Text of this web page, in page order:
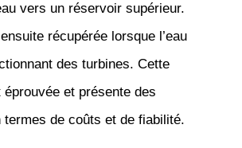
vers un réservoir supérieur.
récupérée lorsque l’eau
des turbines. Cette
et présente des
termes de coûts et de fiabilité.